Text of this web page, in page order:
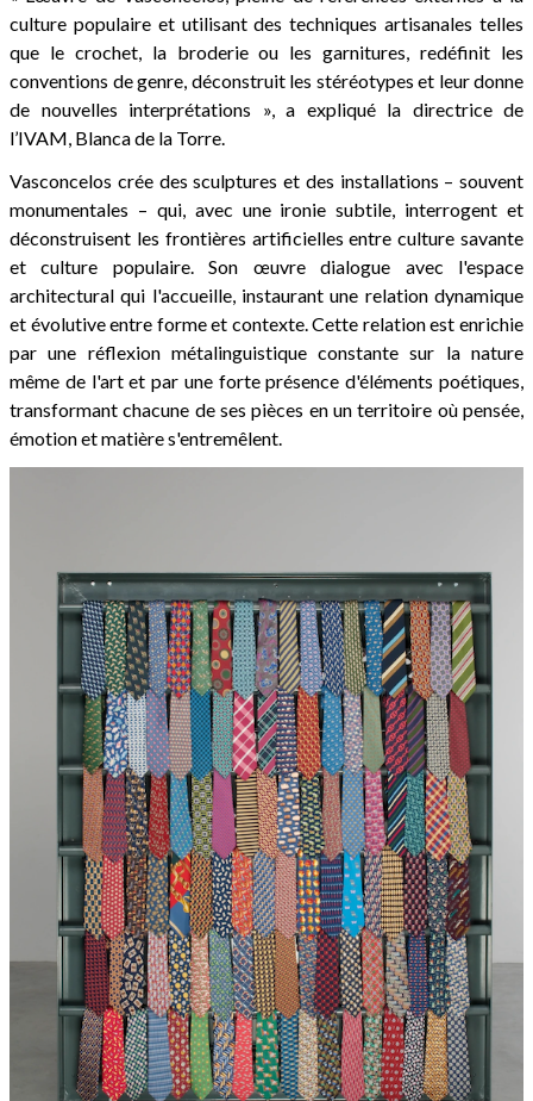
culture populaire et utilisant des techniques artisanales telles
que le crochet, la broderie ou les garnitures, redéfinit les
conventions de genre, déconstruit les stéréotypes et leur donne
de nouvelles interprétations », a expliqué la directrice de
l’IVAM, Blanca de la Torre.
Vasconcelos crée des sculptures et des installations – souvent
monumentales – qui, avec une ironie subtile, interrogent et
déconstruisent les frontières artificielles entre culture savante
et culture populaire. Son œuvre dialogue avec l'espace
architectural qui l'accueille, instaurant une relation dynamique
et évolutive entre forme et contexte. Cette relation est enrichie
par une réflexion métalinguistique constante sur la nature
même de l'art et par une forte présence d'éléments poétiques,
transformant chacune de ses pièces en un territoire où pensée,
émotion et matière s'entremêlent.